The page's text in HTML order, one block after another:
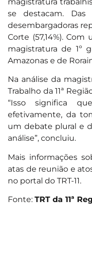
se destacam.
desembargadoras
Corte (57,14%).
magistratura de 1º
Amazonas e de
Na análise da
Trabalho da 11ª
“Isso significa
efetivamente, da
um debate plural e
análise”, concluiu.
Mais informações
atas de reunião e
no portal do TRT-11.
Fonte: TRT da 11ª